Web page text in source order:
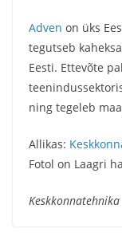
Adven on üks
tegutseb
Eesti. Ettevõte
ning tegeleb
Allikas:
Fotol on Laagri
Keskkonnatehnika